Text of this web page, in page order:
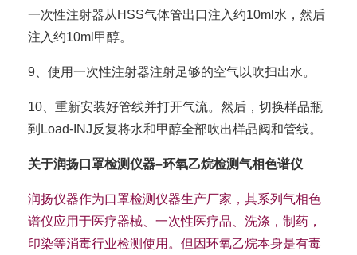
一次性注射器从HSS气体管出口注入约10ml水，然后
注入约10ml甲醇。
9、使用一次性注射器注射足够的空气以吹扫出水。
10、重新安装好管线并打开气流。然后，切换样品瓶
到Load-INJ反复将水和甲醇全部吹出样品阀和管线。
关于润扬口罩检测仪器–环氧乙烷检测气相色谱仪
润扬仪器作为口罩检测仪器生产厂家，其系列气相色
谱仪应用于医疗器械、一次性医疗品、洗涤，制药，
印染等消毒行业检测使用。但因环氧乙烷本身是有毒